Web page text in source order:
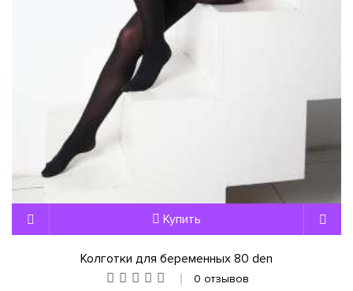
Купить
Колготки для беременных 80 den
0 отзывов